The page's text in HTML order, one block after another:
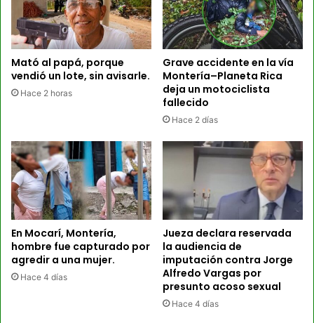
Mató al papá, porque
vendió un lote, sin avisarle.
Hace 2 horas
Grave accidente en la vía
Montería–Planeta Rica
deja un motociclista
fallecido
Hace 2 días
En Mocarí, Montería,
hombre fue capturado por
agredir a una mujer.
Hace 4 días
Jueza declara reservada
la audiencia de
imputación contra Jorge
Alfredo Vargas por
presunto acoso sexual
Hace 4 días